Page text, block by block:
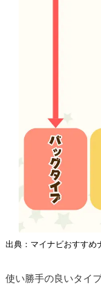
出典：マイナビおすすめ
使い勝手の良いタイ